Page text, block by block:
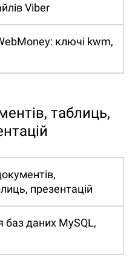
Viber
ключі kwm,
таблиць,
презентацій
баз даних MySQL,